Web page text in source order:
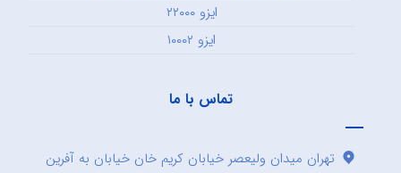
ایزو ۲۲۰۰۰
ایزو ۱۰۰۰۲
تماس با ما
تهران میدان ولیعصر خیابان کریم خان خیابان به آفرین